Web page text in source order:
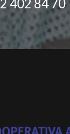
2 402 84 70